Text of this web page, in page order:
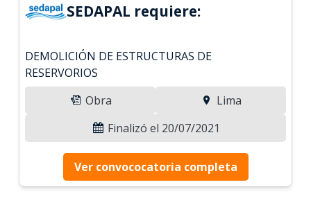
SEDAPAL requiere:
DEMOLICIÓN DE ESTRUCTURAS DE
RESERVORIOS
Obra
Lima
Finalizó el 20/07/2021
Ver convococatoria completa